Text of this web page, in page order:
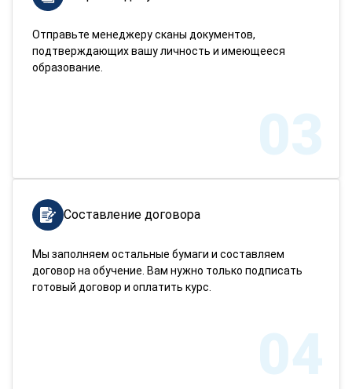
Отправьте менеджеру сканы документов,
подтверждающих вашу личность и имеющееся
образование.
03
Составление договора
Мы заполняем остальные бумаги и составляем
договор на обучение. Вам нужно только подписать
готовый договор и оплатить курс.
04